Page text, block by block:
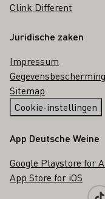
Clink Different
Juridische zaken
Impressum
Sitemap
Cookie-instellingen
App Deutsche Weine
Google Playstore for
App Store for iOS